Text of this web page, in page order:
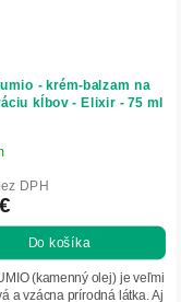
- krém-balzam na
kĺbov - Elixir - 75 ml
DPH
Do košíka
(kamenný olej) je veľmi
a vzácna prírodná látka. Aj